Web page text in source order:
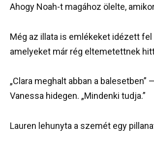
Ahogy Noah-t magához ölelte,
Még az illata is emlékeket idézett fel
amelyeket már rég eltemetettnek
„Clara meghalt abban a balesetben”
Vanessa hidegen. „Mindenki tudja.”
Lauren lehunyta a szemét egy